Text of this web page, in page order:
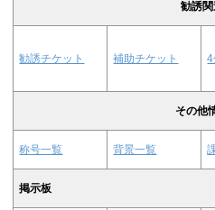
勧誘
勧誘チケット 補助チケット
その他
称号一覧 背景一覧
掲示板